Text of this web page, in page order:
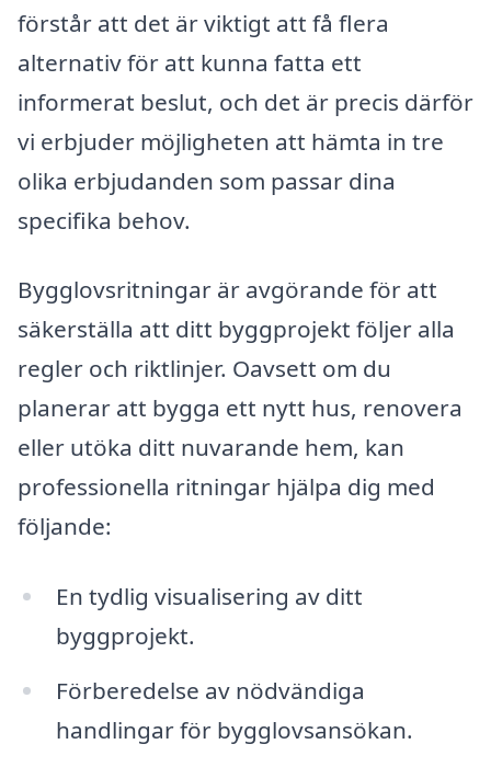
förstår att det är viktigt att få flera
alternativ för att kunna fatta ett
informerat beslut, och det är precis därför
vi erbjuder möjligheten att hämta in tre
olika erbjudanden som passar dina
specifika behov.
Bygglovsritningar är avgörande för att
säkerställa att ditt byggprojekt följer alla
regler och riktlinjer. Oavsett om du
planerar att bygga ett nytt hus, renovera
eller utöka ditt nuvarande hem, kan
professionella ritningar hjälpa dig med
följande:
En tydlig visualisering av ditt
byggprojekt.
Förberedelse av nödvändiga
handlingar för bygglovsansökan.